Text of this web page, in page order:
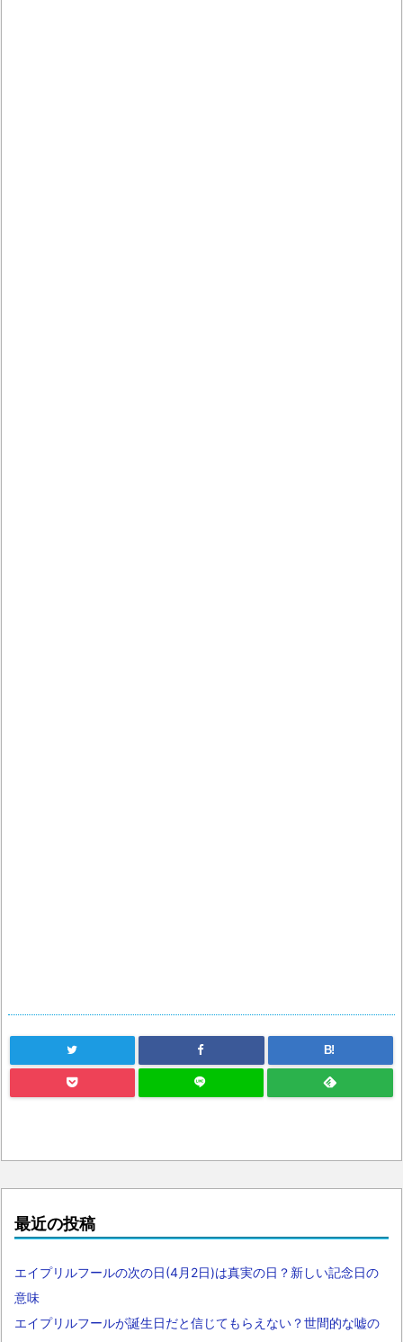
B!
最近の投稿
エイプリルフールの次の日(4月2日)は真実の日？新しい記念日の
意味
エイプリルフールが誕生日だと信じてもらえない？世間的な嘘の